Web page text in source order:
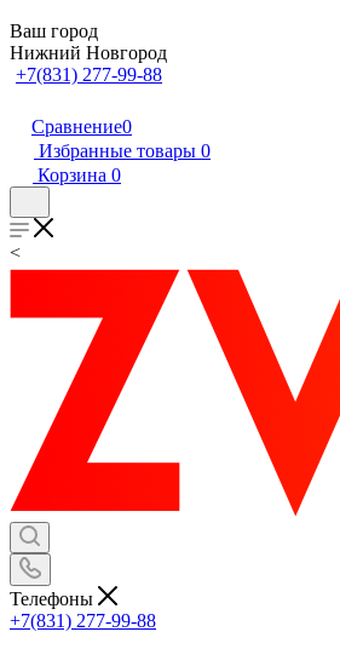
Ваш город
Нижний Новгород
+7(831) 277-99-88
Сравнение0
Избранные товары 0
Корзина 0
<
Телефоны
+7(831) 277-99-88